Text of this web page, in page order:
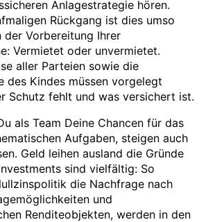
Anlagestrategie hören.
Rückgang ist dies umso
der Vorbereitung Ihrer
Vermietet oder unvermietet.
aller Parteien sowie die
des Kindes müssen vorgelegt
Schutz fehlt und was versichert ist.
als Team Deine Chancen für das
Aufgaben, steigen auch
Geld leihen ausland die Gründe
sind vielfältig: So
die Nachfrage nach
und
Renditeobjekten, werden in den